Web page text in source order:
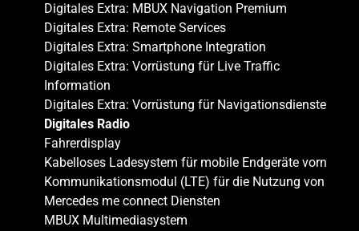
Digitales Extra: MBUX Navigation Premium
Digitales Extra: Remote Services
Digitales Extra: Smartphone Integration
Digitales Extra: Vorrüstung für Live Traffic
Information
Digitales Extra: Vorrüstung für Navigationsdienste
Digitales Radio
Fahrerdisplay
Kabelloses Ladesystem für mobile Endgeräte vorn
Kommunikationsmodul (LTE) für die Nutzung von
Mercedes me connect Diensten
MBUX Multimediasystem